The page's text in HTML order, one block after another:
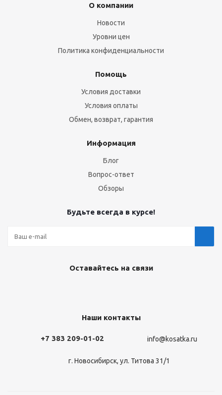
О компании
Новости
Уровни цен
Политика конфиденциальности
Помощь
Условия доставки
Условия оплаты
Обмен, возврат, гарантия
Информация
Блог
Вопрос-ответ
Обзоры
Будьте всегда в курсе!
Оставайтесь на связи
Наши контакты
+7 383 209-01-02 info@kosatka.ru
г. Новосибирск, ул. Титова 31/1